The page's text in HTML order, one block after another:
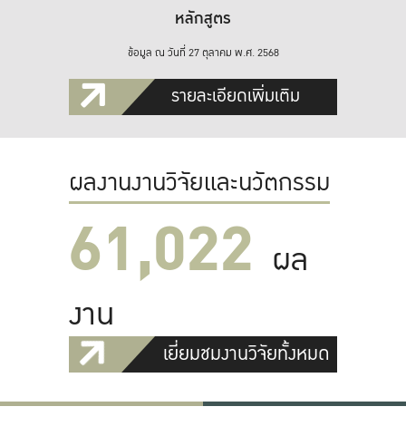
หลักสูตร
ข้อมูล ณ วันที่ 27 ตุลาคม พ.ศ. 2568
รายละเอียดเพิ่มเติม
ผลงานงานวิจัยและนวัตกรรม
61,022 ผล
งาน
เยี่ยมชมงานวิจัยทั้งหมด